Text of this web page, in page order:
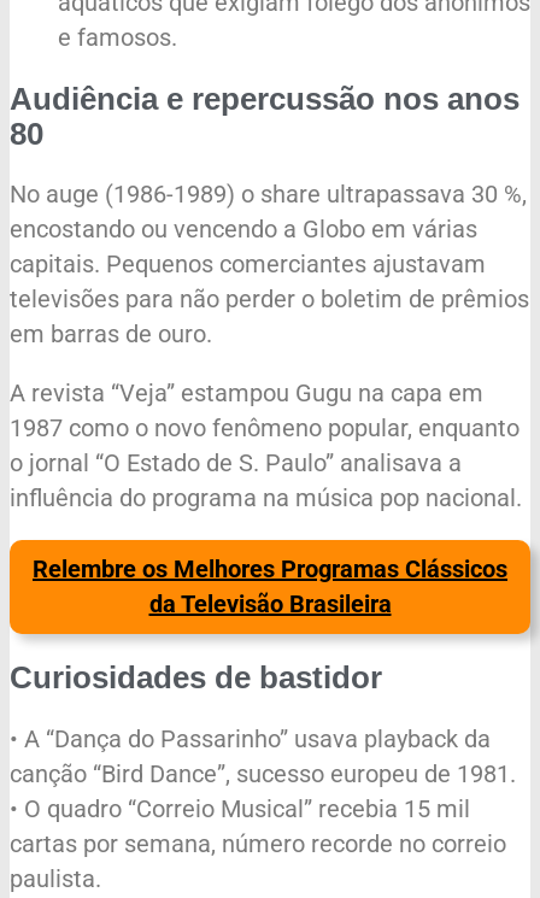
e famosos.
Audiência e repercussão nos anos
80
No auge (1986-1989) o share ultrapassava 30 %,
encostando ou vencendo a Globo em várias
capitais. Pequenos comerciantes ajustavam
televisões para não perder o boletim de prêmios
em barras de ouro.
A revista “Veja” estampou Gugu na capa em
1987 como o novo fenômeno popular, enquanto
o jornal “O Estado de S. Paulo” analisava a
influência do programa na música pop nacional.
Relembre os Melhores Programas Clássicos
da Televisão Brasileira
Curiosidades de bastidor
• A “Dança do Passarinho” usava playback da
canção “Bird Dance”, sucesso europeu de 1981.
• O quadro “Correio Musical” recebia 15 mil
cartas por semana, número recorde no correio
paulista.